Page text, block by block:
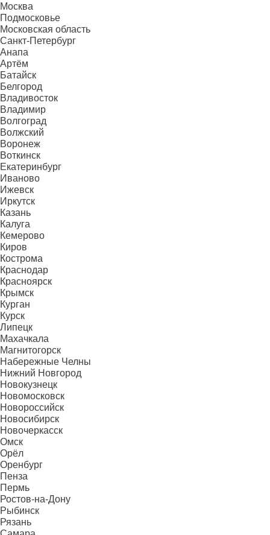
Москва
Подмосковье
Московская область
Санкт-Петербург
Анапа
Артём
Батайск
Белгород
Владивосток
Владимир
Волгоград
Волжский
Воронеж
Воткинск
Екатеринбург
Иваново
Ижевск
Иркутск
Казань
Калуга
Кемерово
Киров
Кострома
Краснодар
Красноярск
Крымск
Курган
Курск
Липецк
Махачкала
Магнитогорск
Набережные Челны
Нижний Новгород
Новокузнецк
Новомосковск
Новороссийск
Новосибирск
Новочеркасск
Омск
Орёл
Оренбург
Пенза
Пермь
Ростов-на-Дону
Рыбинск
Рязань